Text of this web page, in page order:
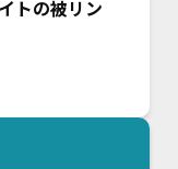
トの被リン